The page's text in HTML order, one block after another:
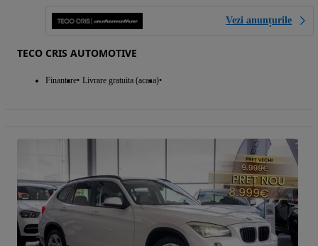
Vezi anunțurile
TECO CRIS AUTOMOTIVE
Finantare Livrare gratuita (acasa)